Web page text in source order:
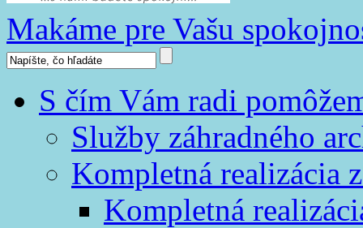
Makáme pre Vašu
S čím Vám radi
Služby záhradného
Kompletná realizácia
Kompletná